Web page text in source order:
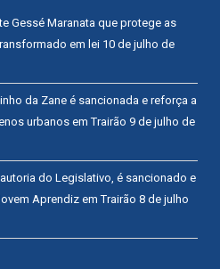
Gessé Maranata que protege as
em lei 10 de julho de
da Zane é sancionada e reforça a
urbanos em Trairão 9 de julho de
do Legislativo, é sancionado e
Aprendiz em Trairão 8 de julho